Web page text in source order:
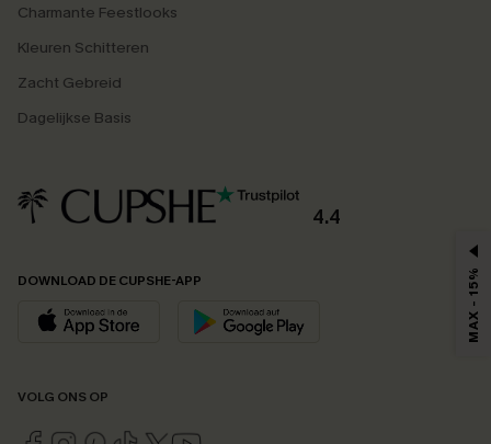
Charmante Feestlooks
Kleuren Schitteren
Zacht Gebreid
Dagelijkse Basis
4.4
DOWNLOAD DE CUPSHE-APP
VOLG ONS OP
MAX - 15%